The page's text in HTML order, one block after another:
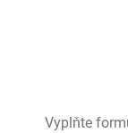
Vyplňte